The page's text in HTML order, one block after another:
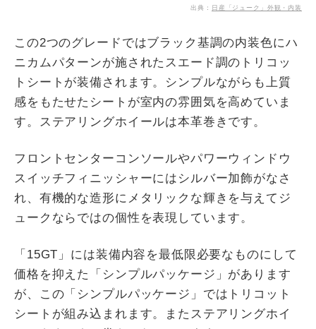
出典： 日産「ジューク」外観・内装
この2つのグレードではブラック基調の内装色にハ
ニカムパターンが施されたスエード調のトリコッ
トシートが装備されます。シンプルながらも上質
感をもたせたシートが室内の雰囲気を高めていま
す。ステアリングホイールは本革巻きです。
フロントセンターコンソールやパワーウィンドウ
スイッチフィニッシャーにはシルバー加飾がなさ
れ、有機的な造形にメタリックな輝きを与えてジ
ュークならではの個性を表現しています。
「15GT」には装備内容を最低限必要なものにして
価格を抑えた「シンプルパッケージ」があります
が、この「シンプルパッケージ」ではトリコット
シートが組み込まれます。またステアリングホイ